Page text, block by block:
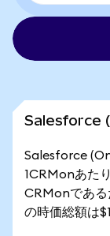
Salesforce
Salesforce
1CRMonあた
CRMonであ
の時価総額は